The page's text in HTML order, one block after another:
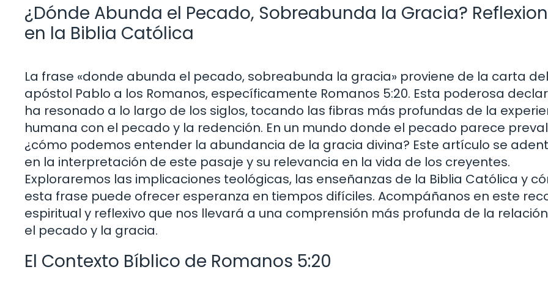
¿Dónde Abunda el Pecado, Sobreabunda la Gracia?
en la Biblia Católica
La frase «donde abunda el pecado, sobreabunda la gracia» proviene de la carta del
apóstol Pablo a los Romanos, específicamente Romanos 5:20. Esta poderosa
ha resonado a lo largo de los siglos, tocando las fibras más profundas de la
humana con el pecado y la redención. En un mundo donde el pecado parece
¿cómo podemos entender la abundancia de la gracia divina? Este artículo se
en la interpretación de este pasaje y su relevancia en la vida de los creyentes.
Exploraremos las implicaciones teológicas, las enseñanzas de la Biblia Católica y
esta frase puede ofrecer esperanza en tiempos difíciles. Acompáñanos en este
espiritual y reflexivo que nos llevará a una comprensión más profunda de la
el pecado y la gracia.
El Contexto Bíblico de Romanos 5:20